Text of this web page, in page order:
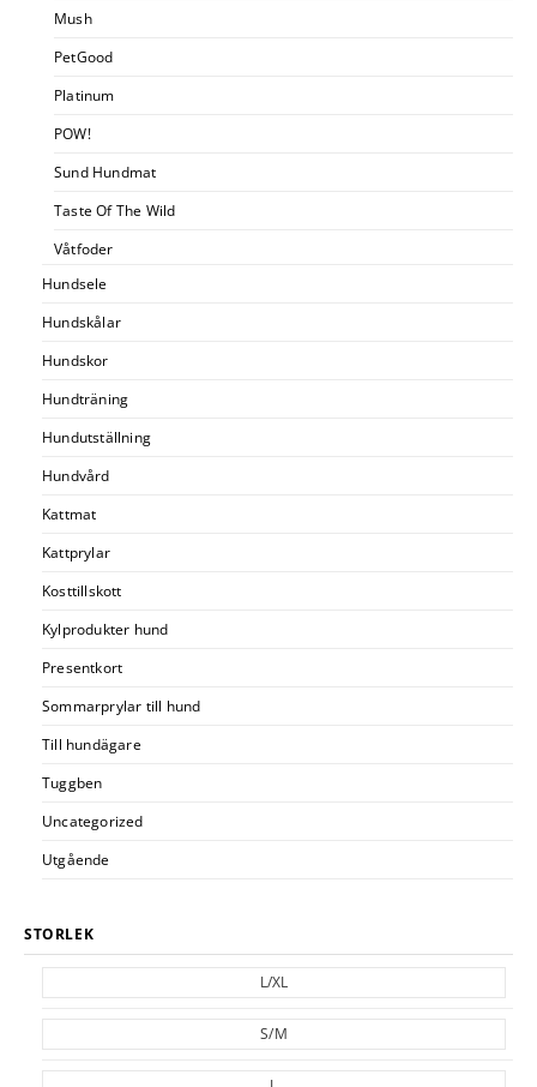
Mush
PetGood
Platinum
POW!
Sund Hundmat
Taste Of The Wild
Våtfoder
Hundsele
Hundskålar
Hundskor
Hundträning
Hundutställning
Hundvård
Kattmat
Kattprylar
Kosttillskott
Kylprodukter hund
Presentkort
Sommarprylar till hund
Till hundägare
Tuggben
Uncategorized
Utgående
STORLEK
L/XL
S/M